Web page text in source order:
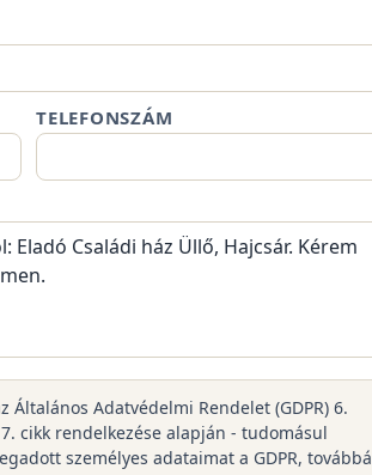
TELEFONSZÁM
Adatvédelmi Rendelet (GDPR) 6.
cikk rendelkezése alapján - tudomásul
személyes adataimat a GDPR, továbbá